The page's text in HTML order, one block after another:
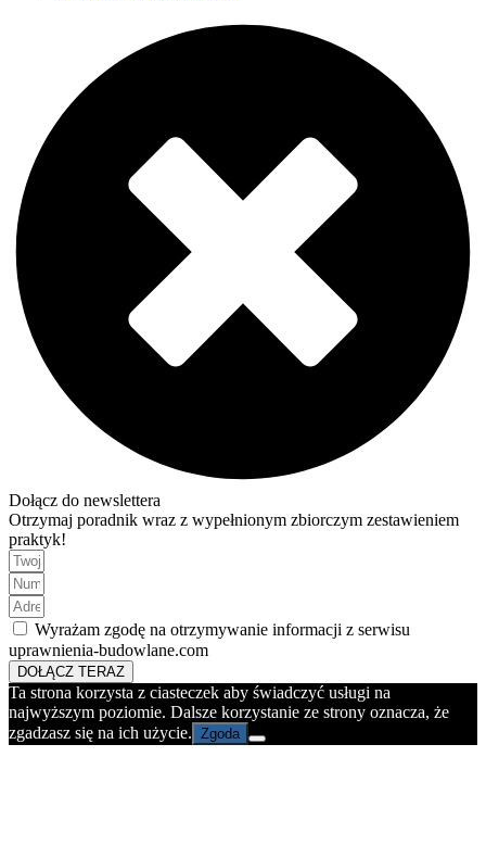
Dołącz do newslettera
Otrzymaj poradnik wraz z wypełnionym zbiorczym zestawieniem
praktyk!
Wyrażam zgodę na otrzymywanie informacji z serwisu
uprawnienia-budowlane.com
DOŁĄCZ TERAZ
Ta strona korzysta z ciasteczek aby świadczyć usługi na
najwyższym poziomie. Dalsze korzystanie ze strony oznacza, że
zgadzasz się na ich użycie. Zgoda